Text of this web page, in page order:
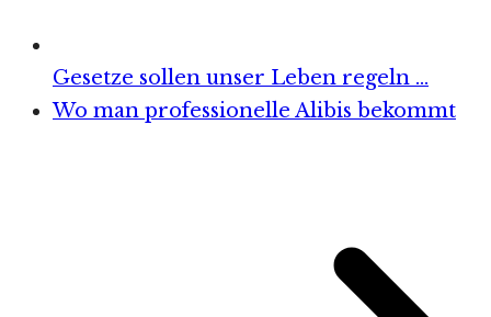
Gesetze sollen unser Leben regeln …
Wo man professionelle Alibis bekommt